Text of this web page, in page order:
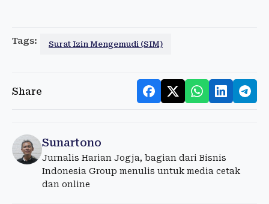
Tags: Surat Izin Mengemudi (SIM)
Share
Sunartono
Jurnalis Harian Jogja, bagian dari Bisnis
Indonesia Group menulis untuk media cetak
dan online